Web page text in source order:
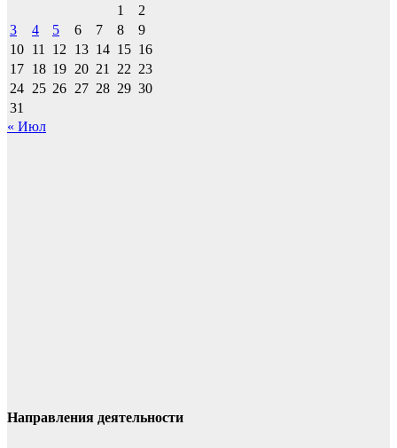
1
2
3
4 5 6 7 8
9
10 11 12 13 14 15 16
17 18 19 20 21 22 23
24 25 26 27 28 29 30
31
« Июл
Направления деятельности